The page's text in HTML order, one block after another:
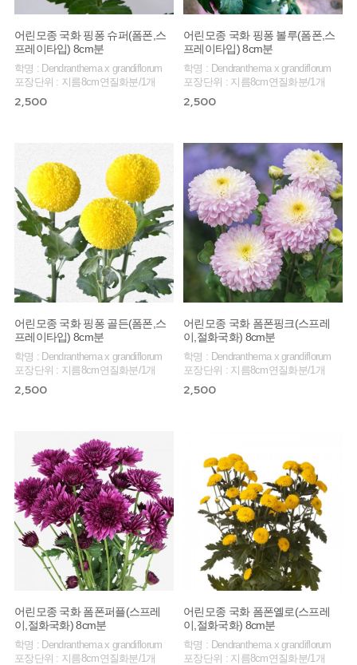
어린모종 국화 핑퐁 슈퍼(폼폰,스
프레이타입) 8cm분
학명 : Dendranthema x grandiflorum
포장단위 : 지름8cm연질화분/1개
2,500
어린모종 국화 핑퐁 볼루(폼폰,스
프레이타입) 8cm분
학명 : Dendranthema x grandiflorum
포장단위 : 지름8cm연질화분/1개
2,500
어린모종 국화 핑퐁 골든(폼폰,스
프레이타입) 8cm분
학명 : Dendranthema x grandiflorum
포장단위 : 지름8cm연질화분/1개
2,500
어린모종 국화 폼폰핑크(스프레
이,절화국화) 8cm분
학명 : Dendranthema x grandiflorum
포장단위 : 지름8cm연질화분/1개
2,500
어린모종 국화 폼폰퍼플(스프레
이,절화국화) 8cm분
학명 : Dendranthema x grandiflorum
포장단위 : 지름8cm연질화분/1개
어린모종 국화 폼폰옐로(스프레
이,절화국화) 8cm분
학명 : Dendranthema x grandiflorum
포장단위 : 지름8cm연질화분/1개